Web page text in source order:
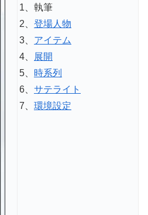
1、執筆
2、 登場人物
3、 アイテム
4、
展開
5、 時系列
6、 サテライト
7、 環境設定